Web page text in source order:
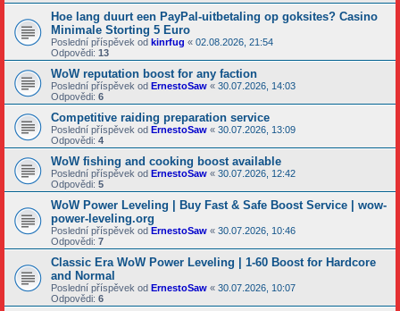
Hoe lang duurt een PayPal-uitbetaling op goksites? Casino
Minimale Storting 5 Euro
Poslední příspěvek od kinrfug « 02.08.2026, 21:54
Odpovědi: 13
WoW reputation boost for any faction
Poslední příspěvek od ErnestoSaw « 30.07.2026, 14:03
Odpovědi: 6
Competitive raiding preparation service
Poslední příspěvek od ErnestoSaw « 30.07.2026, 13:09
Odpovědi: 4
WoW fishing and cooking boost available
Poslední příspěvek od ErnestoSaw « 30.07.2026, 12:42
Odpovědi: 5
WoW Power Leveling | Buy Fast & Safe Boost Service | wow-
power-leveling.org
Poslední příspěvek od ErnestoSaw « 30.07.2026, 10:46
Odpovědi: 7
Classic Era WoW Power Leveling | 1-60 Boost for Hardcore
and Normal
Poslední příspěvek od ErnestoSaw « 30.07.2026, 10:07
Odpovědi: 6